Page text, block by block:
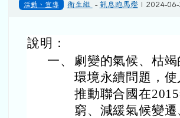
活動、宣導 衛生組 - 訊息跑馬燈| 2024-06-
說明：
一、
劇變的氣候、枯
環境永續問題，
推動聯合國在
窮、減緩氣候變